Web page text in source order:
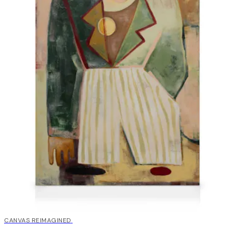
30%*
CANVAS REIMAGINED